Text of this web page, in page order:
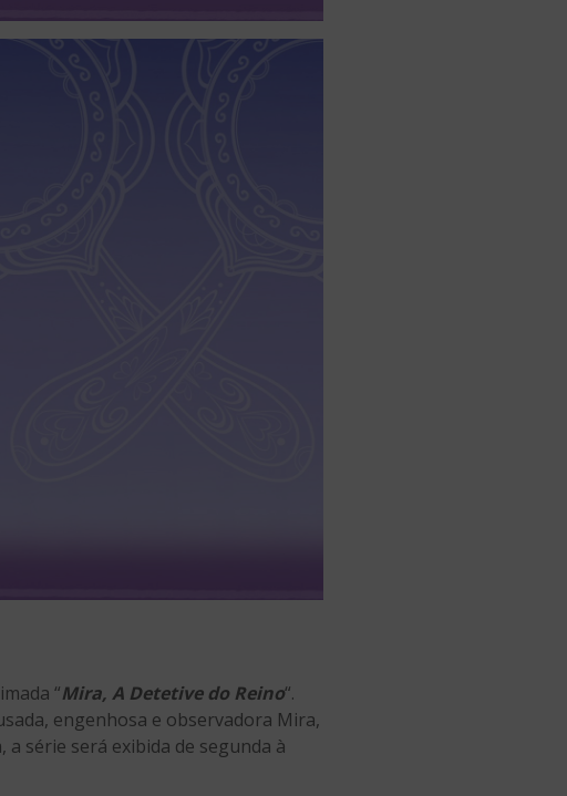
“Mira, A Detetive do Reino“.
engenhosa e observadora Mira,
série será exibida de segunda à